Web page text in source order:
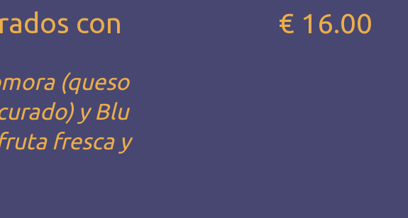
con
(queso
y Blu
fresca y
€ 16.00